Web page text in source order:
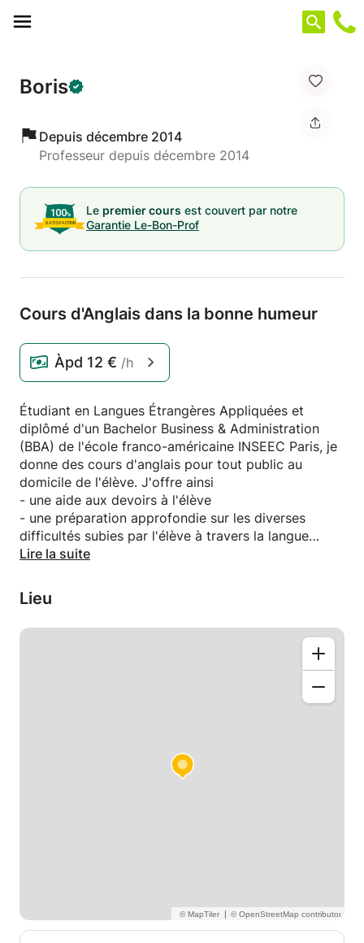
Boris
Depuis décembre 2014
Professeur depuis décembre 2014
Le premier cours est couvert par notre
Garantie Le-Bon-Prof
Cours d'Anglais dans la bonne humeur
Àpd 12 € /h
Étudiant en Langues Étrangères Appliquées et
diplômé d'un Bachelor Business & Administration
(BBA) de l'école franco-américaine INSEEC Paris, je
donne des cours d'anglais pour tout public au
domicile de l'élève. J'offre ainsi
- une aide aux devoirs à l'élève
- une préparation approfondie sur les diverses
difficultés subies par l'élève à travers la langue
- travail à oral autant qu'à l'écrit.
livres, jeux etc.
- immersion progressive de la langue selon l'élève.
D'humeur calme, détendue et sympathique mon but
sera tout d'abord d'acquérir la confiance de l'élève
Lire la suite
Lieu
|